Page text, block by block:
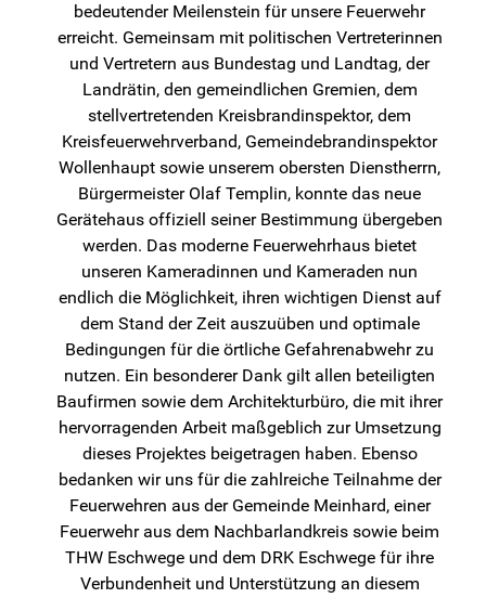
bedeutender Meilenstein für unsere Feuerwehr
erreicht. Gemeinsam mit politischen Vertreterinnen
und Vertretern aus Bundestag und Landtag, der
Landrätin, den gemeindlichen Gremien, dem
stellvertretenden Kreisbrandinspektor, dem
Kreisfeuerwehrverband, Gemeindebrandinspektor
Wollenhaupt sowie unserem obersten Dienstherrn,
Bürgermeister Olaf Templin, konnte das neue
Gerätehaus offiziell seiner Bestimmung übergeben
werden. Das moderne Feuerwehrhaus bietet
unseren Kameradinnen und Kameraden nun
endlich die Möglichkeit, ihren wichtigen Dienst auf
dem Stand der Zeit auszuüben und optimale
Bedingungen für die örtliche Gefahrenabwehr zu
nutzen. Ein besonderer Dank gilt allen beteiligten
Baufirmen sowie dem Architekturbüro, die mit ihrer
hervorragenden Arbeit maßgeblich zur Umsetzung
dieses Projektes beigetragen haben. Ebenso
bedanken wir uns für die zahlreiche Teilnahme der
Feuerwehren aus der Gemeinde Meinhard, einer
Feuerwehr aus dem Nachbarlandkreis sowie beim
THW Eschwege und dem DRK Eschwege für ihre
Verbundenheit und Unterstützung an diesem